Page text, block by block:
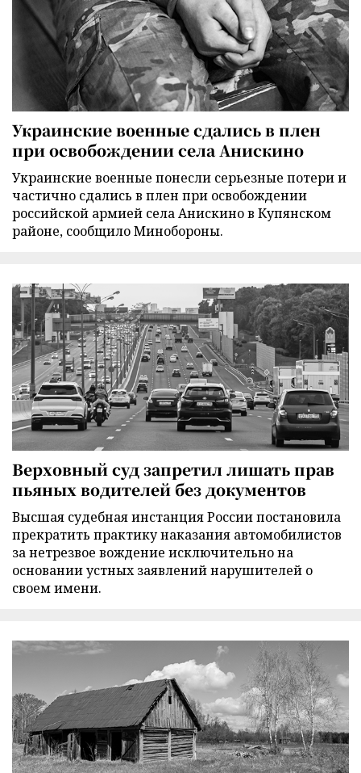
Украинские военные сдались в плен
при освобождении села Анискино
Украинские военные понесли серьезные потери и
частично сдались в плен при освобождении
российской армией села Анискино в Купянском
районе, сообщило Минобороны.
Верховный суд запретил лишать прав
пьяных водителей без документов
Высшая судебная инстанция России постановила
прекратить практику наказания автомобилистов
за нетрезвое вождение исключительно на
основании устных заявлений нарушителей о
своем имени.